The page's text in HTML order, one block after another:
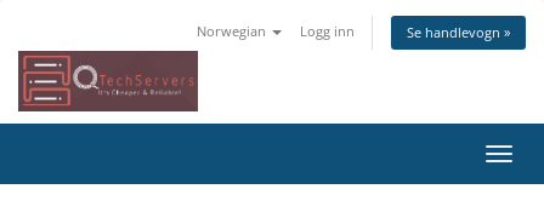
Norwegian Logg inn Se handlevogn »
Bytt